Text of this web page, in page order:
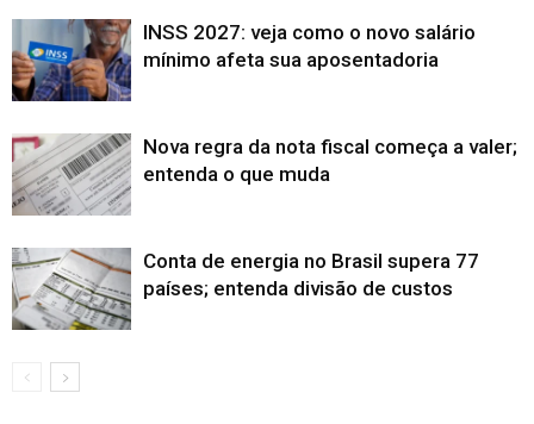
INSS 2027: veja como o novo salário
mínimo afeta sua aposentadoria
Nova regra da nota fiscal começa a valer;
entenda o que muda
Conta de energia no Brasil supera 77
países; entenda divisão de custos